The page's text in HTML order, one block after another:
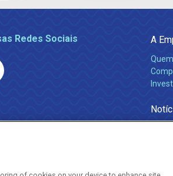
Redes Sociais A